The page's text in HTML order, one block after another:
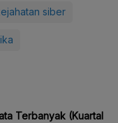
siber